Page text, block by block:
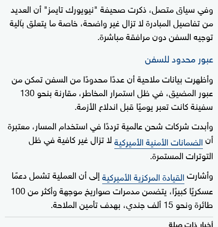
وفي سياق متصل، ذكرت صحيفة "نيويورك تايمز" أن العديد
من تفاصيل المبادرة لا تزال غير واضحة، خاصة ما يتعلق بآلية
توجيه السفن دون مرافقة مباشرة.
عبور محدود للسفن
وأظهرت بيانات ملاحية أن عددًا محدودًا من السفن تمكن من
عبور المضيق، في ظل استمرار المخاطر، مقارنة بنحو 130
سفينة كانت تعبر يوميًا قبل اندلاع الأزمة.
وأبدت شركات شحن عالمية ترددًا في استخدام المسار، معتبرة
أنالضمانات الأمنية الأميركيةلا تزال غير كافية في ظل
التوترات المستمرة.
وأشارتالقيادة المركزية الأميركيةإلى أن العملية تشمل دعمًا
عسكريًا كبيرًا، يتضمن مدمرات صواريخ موجهة وأكثر من 100
طائرة ونحو 15 ألف جندي، بهدف تأمين الملاحة.
أخبار ذات صلة